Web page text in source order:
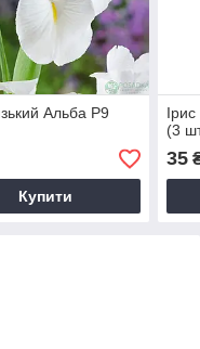
Альба Р9
Купити
(3
35